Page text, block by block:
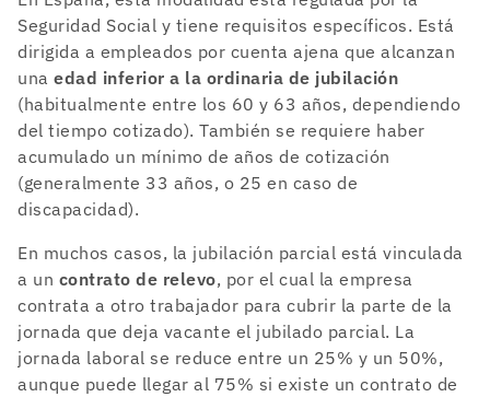
Seguridad Social y tiene requisitos específicos. Está
dirigida a empleados por cuenta ajena que alcanzan
una edad inferior a la ordinaria de jubilación
(habitualmente entre los 60 y 63 años, dependiendo
del tiempo cotizado). También se requiere haber
acumulado un mínimo de años de cotización
(generalmente 33 años, o 25 en caso de
discapacidad).
En muchos casos, la jubilación parcial está vinculada
a un contrato de relevo, por el cual la empresa
contrata a otro trabajador para cubrir la parte de la
jornada que deja vacante el jubilado parcial. La
jornada laboral se reduce entre un 25% y un 50%,
aunque puede llegar al 75% si existe un contrato de